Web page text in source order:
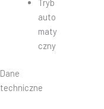
Tryb
auto
maty
czny
Dane
techniczne